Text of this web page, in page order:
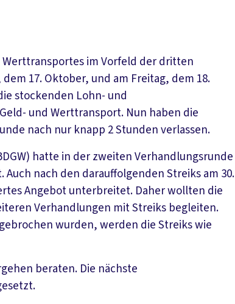
Werttransportes im Vorfeld der dritten
17. Oktober, und am Freitag, dem 18.
stockenden Lohn- und
und Werttransport. Nun haben die
nach nur knapp 2 Stunden verlassen.
hatte in der zweiten Verhandlungsrunde
nach den darauffolgenden Streiks am 30.
Angebot unterbreitet. Daher wollten die
Verhandlungen mit Streiks begleiten.
wurden, werden die Streiks wie
beraten. Die nächste